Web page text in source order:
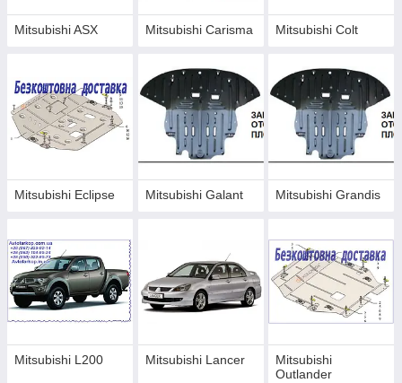
Mitsubishi ASX Mitsubishi Carisma Mitsubishi Colt
Mitsubishi Eclipse Mitsubishi Galant Mitsubishi Grandis
Mitsubishi L200 Mitsubishi Lancer
Mitsubishi
Outlander